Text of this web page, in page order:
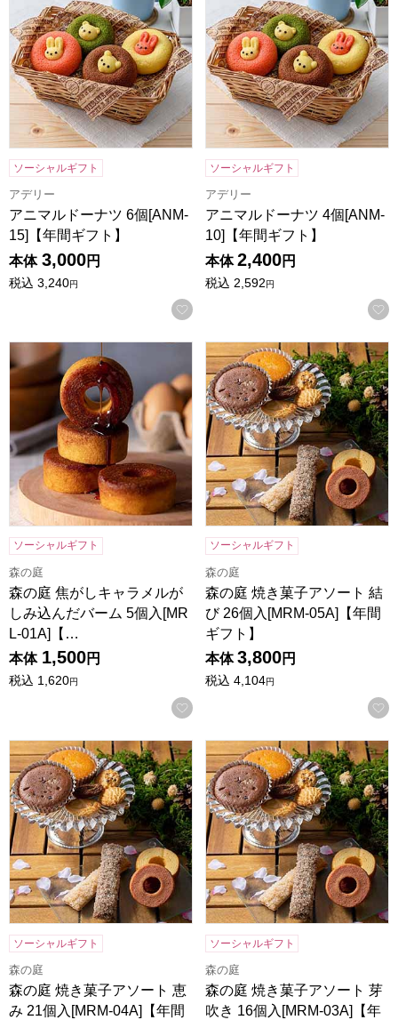
ソーシャルギフト
アデリー
アニマルドーナツ 6個[ANM-
15]【年間ギフト】
本体 3,000円
税込 3,240円
お気に入りに登録する
ソーシャルギフト
アデリー
アニマルドーナツ 4個[ANM-
10]【年間ギフト】
本体 2,400円
税込 2,592円
森の庭 焦がしキャラメルがしみ込んだバーム 5個入[MRL-
ソーシャルギフト
森の庭
森の庭 焦がしキャラメルが
しみ込んだバーム 5個入[MR
L-01A]【…
本体 1,500円
税込 1,620円
お気に入りに登録する
森の庭 焼き菓子アソート 結
ソーシャルギフト
森の庭
森の庭 焼き菓子アソート 結
び 26個入[MRM-05A]【年間
ギフト】
本体 3,800円
税込 4,104円
森の庭 焼き菓子アソート 恵み 21個入[MRM-04A]【年間ギフ
ソーシャルギフト
森の庭
森の庭 焼き菓子アソート 恵
み 21個入[MRM-04A]【年間
森の庭 焼き菓子アソート 芽
ソーシャルギフト
森の庭
森の庭 焼き菓子アソート 芽
吹き 16個入[MRM-03A]【年